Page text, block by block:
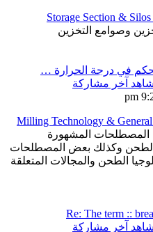
وصوامع التخزين
في درجة الحرارة …
شاهد آخر مشاركة
المصطلحات المشهورة
الطحن وكذلك بعض المصطلحات
الطحن والمجالات المتعلقة
Re: The term ::
شاهد آخر مشاركة